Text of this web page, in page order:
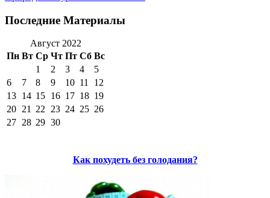
Последние Материалы
Август 2022
Пн Вт Ср Чт Пт Сб Вс
1
2 3 4
5
6
7 8 9 10 11
12
13 14 15 16 17 18 19
20 21 22 23 24 25 26
27 28 29 30
Как похудеть без голодания?